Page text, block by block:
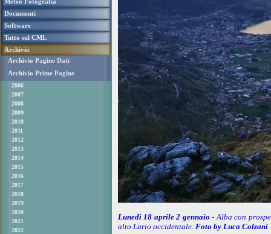
Documenti
Software
Tutto sul CML
Archivio
Archivio Pagine Dati
Archivio Prime Pagine
2006
2007
2008
2009
2010
2011
2012
2013
2014
2015
2016
2017
2018
2019
2020
2021
2022
Lunedì 18 aprile 2 gennaio- Alba con
alto Lario occidentale. Foto by Luca Colzani